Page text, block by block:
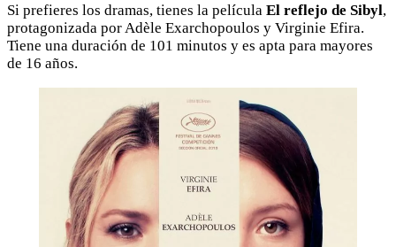
Si prefieres los dramas, tienes la película El reflejo de Sibyl,
protagonizada por Adèle Exarchopoulos y Virginie Efira.
Tiene una duración de 101 minutos y es apta para mayores
de 16 años.